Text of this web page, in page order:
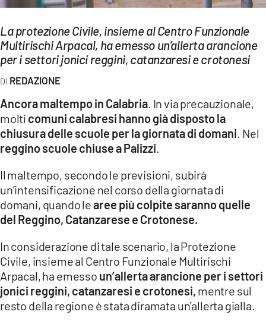
Streaming
LAC TV
LaC
Network
LACTV.IT
LACONAIR.IT
ILREGGINO.IT
COSENZACHANNEL.IT
ILVIBONESE.IT
La protezione Civile, insieme al Centro Funzionale
Multirischi Arpacal, ha emesso un’allerta arancione
per i settori jonici reggini, catanzaresi e crotonesi
REDAZIONE
Ancora maltempo in Calabria . In via precauzionale,
molti comuni calabresi hanno già disposto la
chiusura delle scuole per la giornata di domani . Nel
reggino scuole chiuse a Palizzi
Il maltempo, secondo le previsioni, subirà
un’intensificazione nel corso della giornata di
domani, quando learee più colpite saranno quelle
del Reggino, Catanzarese e Crotonese.
In considerazione di tale scenario, la Protezione
Civile, insieme al Centro Funzionale Multirischi
Arpacal, ha emesso un’allerta arancione per i settori
jonici reggini, catanzaresi e crotonesi, mentre sul
resto della regione è stata diramata un’allerta gialla.